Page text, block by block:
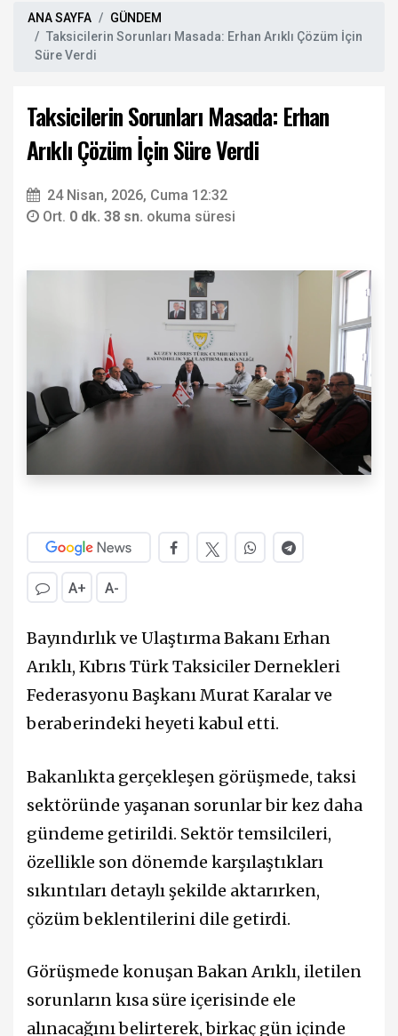
ANA SAYFA
GÜNDEM
Taksicilerin Sorunları Masada: Erhan Arıklı Çözüm İçin
Süre Verdi
Taksicilerin Sorunları Masada: Erhan
Arıklı Çözüm İçin Süre Verdi
24 Nisan, 2026, Cuma 12:32
Ort. 0 dk. 38 sn. okuma süresi
A+ A-
Bayındırlık ve Ulaştırma Bakanı Erhan
Arıklı, Kıbrıs Türk Taksiciler Dernekleri
Federasyonu Başkanı Murat Karalar ve
beraberindeki heyeti kabul etti.
Bakanlıkta gerçekleşen görüşmede, taksi
sektöründe yaşanan sorunlar bir kez daha
gündeme getirildi. Sektör temsilcileri,
özellikle son dönemde karşılaştıkları
sıkıntıları detaylı şekilde aktarırken,
çözüm beklentilerini dile getirdi.
Görüşmede konuşan Bakan Arıklı, iletilen
sorunların kısa süre içerisinde ele
alınacağını belirterek, birkaç gün içinde